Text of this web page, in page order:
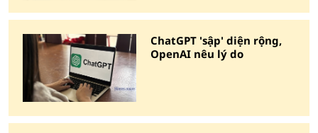
ChatGPT 'sập' diện rộng,
OpenAI nêu lý do